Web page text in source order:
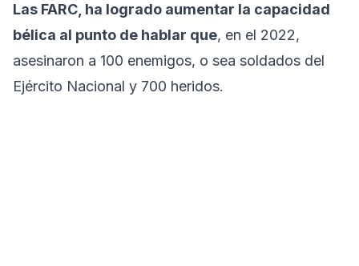
Las FARC, ha logrado aumentar la capacidad
bélica al punto de hablar que, en el 2022,
asesinaron a 100 enemigos, o sea soldados del
Ejército Nacional y 700 heridos.